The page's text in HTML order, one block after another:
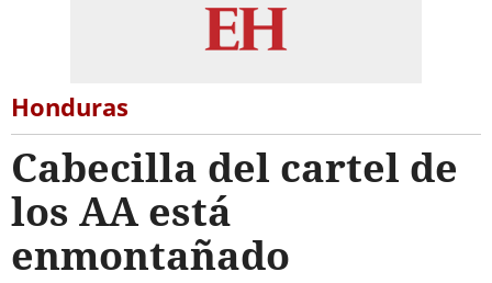
Honduras
Cabecilla del cartel de
los AA está
enmontañado